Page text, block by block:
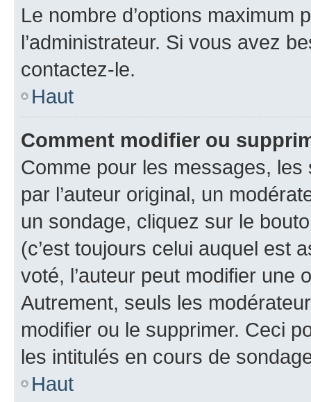
Le nombre d’options maximum
l’administrateur. Si vous avez
contactez-le.
Haut
Comment modifier ou
Comme pour les messages,
par l’auteur original, un
un sondage, cliquez sur le
(c’est toujours celui auquel est
voté, l’auteur peut modifier une
Autrement, seuls les
modifier ou le supprimer. Ceci
les intitulés en cours de
Haut